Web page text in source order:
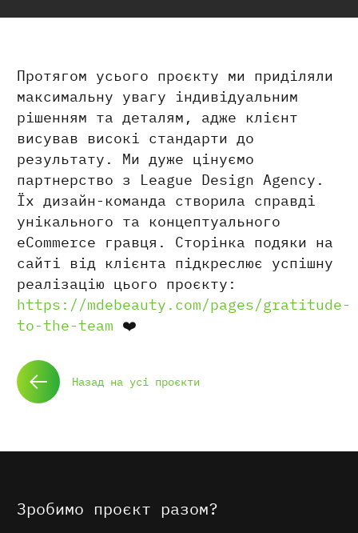
Протягом усього проєкту ми приділяли
максимальну увагу індивідуальним
рішенням та деталям, адже клієнт
висував високі стандарти до
результату. Ми дуже цінуємо
партнерство з League Design Agency.
Їх дизайн-команда створила справді
унікального та концептуального
eCommerce гравця. Сторінка подяки на
сайті від клієнта підкреслює успішну
реалізацію цього проєкту:
https://mdebeauty.com/pages/gratitude-
to-the-team ❤️
Назад на усі проєкти
Зробимо проєкт разом?